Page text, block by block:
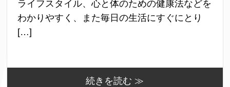
ライフスタイル、心と体のための健康法などを
わかりやすく、また毎日の生活にすぐにとり
[…]
続きを読む ≫